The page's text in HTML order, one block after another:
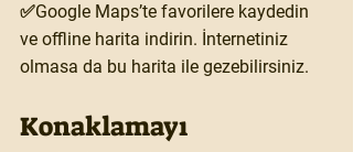
✅Google Maps’te favorilere kaydedin
ve offline harita indirin. İnternetiniz
olmasa da bu harita ile gezebilirsiniz.
Konaklamayı